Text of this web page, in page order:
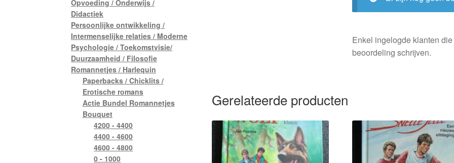
Enkel ingelogde klanten
beoordeling schrijven.
Gerelateerde producten
Opvoeding / Onderwijs /
Didactiek
Persoonlijke ontwikkeling /
Intermenselijke relaties / Moderne
Psychologie / Toekomstvisie/
Duurzaamheid / Filosofie
Romannetjes / Harlequin
Paperbacks / Chicklits /
Erotische romans
Actie Bundel Romannetjes
Bouquet
4200 - 4400
4400 - 4600
4600 - 4800
0 - 1000